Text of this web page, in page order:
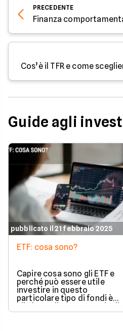
PRECEDENTE
Guide agli
pubblicato il 21 febbraio 2025
ETF: cosa sono?
Capire cosa sono gli ETF e
perché può essere utile
investire in questo
particolare tipo di fondi è
alla base di una strategia di
investimento profittevole.